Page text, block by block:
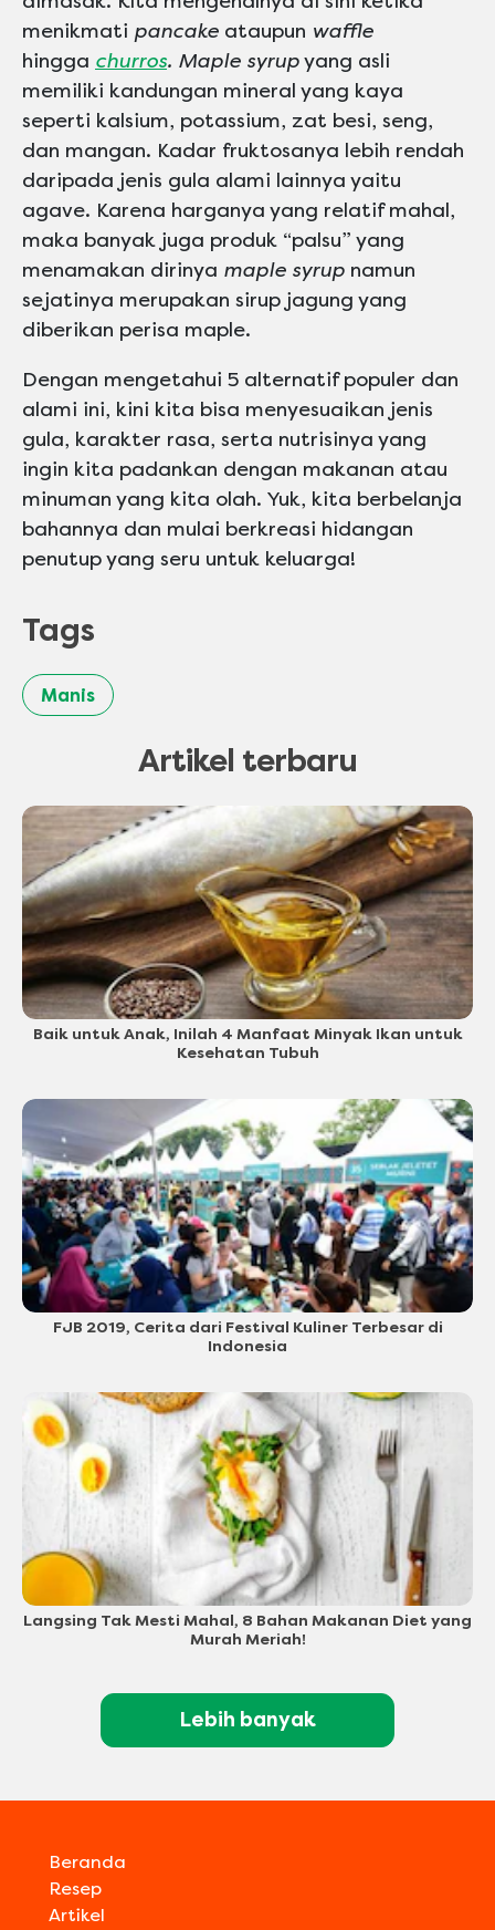
menikmati pancake ataupun waffle
hingga churros. Maple syrupyang asli
memiliki kandungan mineral yang kaya
seperti kalsium, potassium, zat besi, seng,
dan mangan. Kadar fruktosanya lebih rendah
daripada jenis gula alami lainnya yaitu
agave. Karena harganya yang relatif mahal,
maka banyak juga produk “palsu” yang
menamakan dirinya maple syrup namun
sejatinya merupakan sirup jagung yang
diberikan perisa maple.
Dengan mengetahui 5 alternatif populer dan
alami ini, kini kita bisa menyesuaikan jenis
gula, karakter rasa, serta nutrisinya yang
ingin kita padankan dengan makanan atau
minuman yang kita olah. Yuk, kita berbelanja
bahannya dan mulai berkreasi hidangan
penutup yang seru untuk keluarga!
Tags
Manis
Artikel terbaru
Baik untuk Anak, Inilah 4 Manfaat Minyak Ikan untuk
Kesehatan Tubuh
FJB 2019, Cerita dari Festival Kuliner Terbesar di
Indonesia
Langsing Tak Mesti Mahal, 8 Bahan Makanan Diet yang
Murah Meriah!
Lebih banyak
Beranda
Resep
Artikel